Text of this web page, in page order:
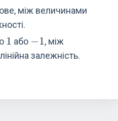
між величинами
1
1 або -1
−1, між
залежність.